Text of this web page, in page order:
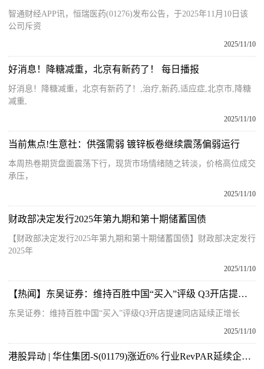
智通财经APP讯，恒瑞医药(01276)发布公告，于2025年11月10日该
公司斥资
2025/11/10
好消息！降糖减重，北京有新药了！ 每日播报
好消息！降糖减重，北京有新药了！,治疗,新药,适应症,北京市,降糖
减重,
2025/11/10
当前焦点!生意社：供强需弱 镀锌板卷继续震荡偏弱运行
本周热卷期货盘面震荡下行，现货市场情绪随之转淡，价格高位成交
承压，
2025/11/10
财政部决定发行2025年第九期和第十期储蓄国债
【财政部决定发行2025年第九期和第十期储蓄国债】财政部决定发行
2025年
2025/11/10
【热闻】东吴证券：维持百胜中国“买入”评级 Q3开店提速 同店延续正增长
东吴证券：维持百胜中国“买入”评级Q3开店提速同店延续正增长
2025/11/10
港股异动 | 华住集团-S(01179)涨近6% 行业RevPAR延续企稳态势 大摩预期公司三季度业绩胜预期|今日播报